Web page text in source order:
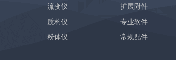
流变仪
质构仪
粉体仪
扩展附件
专业软件
常规配件